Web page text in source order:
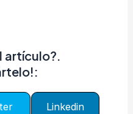
artículo?.
Linkedin